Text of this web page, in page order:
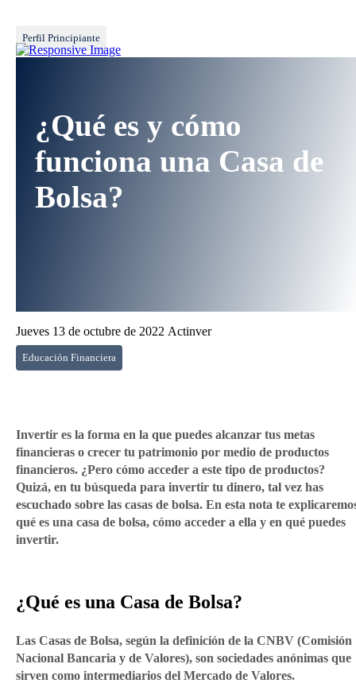
Perfil Principiante
¿Qué es y cómo
funciona una Casa de
Bolsa?
Jueves 13 de octubre de 2022 Actinver
Educación Financiera
Invertir es la forma en la que puedes alcanzar tus metas
financieras o crecer tu patrimonio por medio de productos
financieros. ¿Pero cómo acceder a este tipo de productos?
Quizá, en tu búsqueda para invertir tu dinero, tal vez has
escuchado sobre las casas de bolsa. En esta nota te
qué es una casa de bolsa, cómo acceder a ella y en qué puedes
invertir.
¿Qué es una Casa de Bolsa?
Las Casas de Bolsa, según la definición de la CNBV (Comisión
Nacional Bancaria y de Valores), son sociedades anónimas que
sirven como intermediarios del Mercado de Valores.